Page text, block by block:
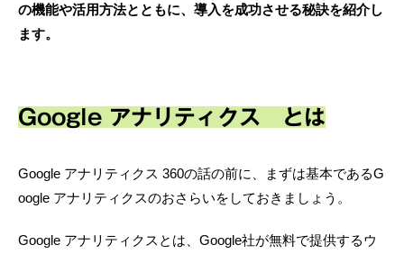
の機能や活用方法とともに、導入を成功させる秘訣を紹介し
ます。
Google アナリティクス とは
Google アナリティクス 360の話の前に、まずは基本であるG
oogle アナリティクスのおさらいをしておきましょう。
Google アナリティクスとは、Google社が無料で提供するウ